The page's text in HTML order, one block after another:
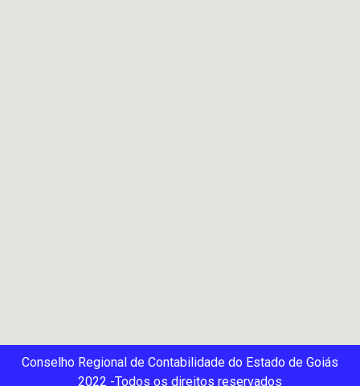
Conselho Regional de Contabilidade do Estado de Goiás
2022 -Todos os direitos reservados